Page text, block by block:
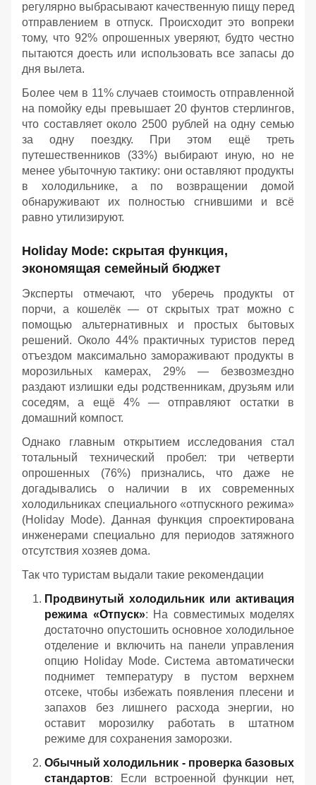
регулярно выбрасывают качественную пищу перед
отправлением в отпуск. Происходит это вопреки
тому, что 92% опрошенных уверяют, будто честно
пытаются доесть или использовать все запасы до
дня вылета.
Более чем в 11% случаев стоимость отправленной
на помойку еды превышает 20 фунтов стерлингов,
что составляет около 2500 рублей на одну семью
за одну поездку. При этом ещё треть
путешественников (33%) выбирают иную, но не
менее убыточную тактику: они оставляют продукты
в холодильнике, а по возвращении домой
обнаруживают их полностью сгнившими и всё
равно утилизируют.
Holiday Mode: скрытая функция,
экономящая семейный бюджет
Эксперты отмечают, что уберечь продукты от
порчи, а кошелёк — от скрытых трат можно с
помощью альтернативных и простых бытовых
решений. Около 44% практичных туристов перед
отъездом максимально замораживают продукты в
морозильных камерах, 29% — безвозмездно
раздают излишки еды родственникам, друзьям или
соседям, а ещё 4% — отправляют остатки в
домашний компост.
Однако главным открытием исследования стал
тотальный технический пробел: три четверти
опрошенных (76%) признались, что даже не
догадывались о наличии в их современных
холодильниках специального «отпускного режима»
(Holiday Mode). Данная функция спроектирована
инженерами специально для периодов затяжного
отсутствия хозяев дома.
Так что туристам выдали такие рекомендации
Продвинутый холодильник или активация
режима «Отпуск»: На совместимых моделях
достаточно опустошить основное холодильное
отделение и включить на панели управления
опцию Holiday Mode. Система автоматически
поднимет температуру в пустом верхнем
отсеке, чтобы избежать появления плесени и
запахов без лишнего расхода энергии, но
оставит морозилку работать в штатном
режиме для сохранения заморозки.
Обычный холодильник - проверка базовых
стандартов: Если встроенной функции нет,